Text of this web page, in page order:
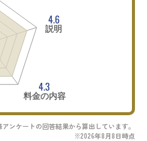
4.6
説明
4.3
料金の内容
ンケートの回答結果から算出しています。
※2026年8月8日時点